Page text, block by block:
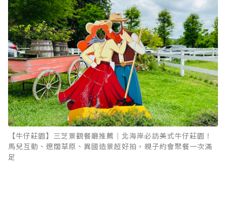
【牛仔莊園】三芝景觀餐廳推薦｜北海岸必訪美式牛仔莊園！
馬兒互動、遼闊草原、異國造景超好拍，親子約會聚餐一次滿
足